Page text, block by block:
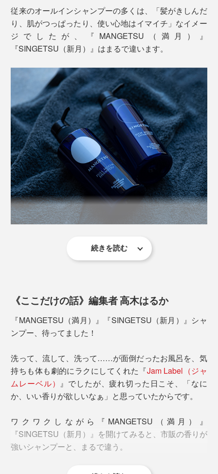
をコントロールする、脳の大脳辺縁系へ直接伝わりま
す。自然の香りをかぐと、私たちが山や森で感じた癒し
の体験とつながって、心地よさを呼び覚ましてくれるそ
う。
『MANGETSU（満月）』と『SINGETSU（新月）』、
香りの選び方は自由です。好みや気分に合せて、どちら
かの香りを選んだり、月の満ち欠けに合せて使い分けた
り。
大好きな香りで全身を洗いながら、自然ならではの心地
よさを、たっぷり浴びてください。
と、
（3）脳が、やる気や幸福感を生む神経伝達物質「ドー
パミン」を分泌する
月）』『SINGETSU（新月）』の香りにリラックス。あ
ぁ、気持ちいい……すると、煮詰まっていた一つ、二つ
このように、新たなアイデアが“降ってくる”精神状態を
「デフォルト・モード・ネットワーク」と呼ぶそうです
が、『MANGETSU（満月）』『SINGETSU（新月）』
ンプーと言えるでしょう。
するように洗っていると、ますます泡立ってきて、しか
も、その泡がヘタりにくいことを実感するはずです。
※髪が長い人やオイリー肌の人は、髪を洗った後の泡が足りなくなる場合がありま
す。そのときは、シャンプーを継ぎ足して、再びよく泡立ててください。
シャンプー後はすぐに流さないで、そのまま髪を「泡パ
ック」するのがオススメ（2分以上）。その間に、残り
「泡パック」した髪は、しっとりまとまって、指どおり
なめらか。髪を乾かした後も、しっとり感が続いて、ヘ
アオイルでケアしたようにまとまります。
従来のオールインシャンプーの多くは、「髪がきしんだ
り、肌がつっぱったり、使い心地はイマイチ」なイメー
ジでしたが、『MANGETSU（満月）』
『SINGETSU（新月）』はまるで違います。
本当の心地よさを追求するために、年間1,000人以上の
プロの美容師たちとともに使用感をチェック。
50回以上の試作をくり返して、洗い心地、仕上がりとも
に極めた『MANGETSU（満月）』『SINGETSU（新
続きを読む
《ここだけの話》編集者 高木はるか
『MANGETSU（満月）』『SINGETSU（新月）』シャ
ンプー、待ってました！
洗って、流して、洗って……が面倒だったお風呂を、気
持ちも体も劇的にラクにしてくれた『Jam Label（ジャ
ムレーベル） 』でしたが、疲れ切った日こそ、「なに
か、いい香りが欲しいなぁ」と思っていたからです。
ワクワクしながら『MANGETSU（満月）』
『SINGETSU（新月）』を開けてみると、市販の香りが
強いシャンプーと、まるで違う。